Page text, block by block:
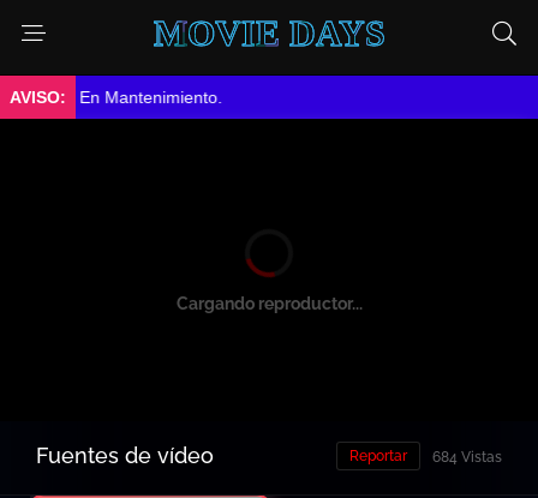
MOVIE DAYS
➤ En Mantenimiento.
Cargando reproductor...
Fuentes de vídeo 684 Vistas
Reportar